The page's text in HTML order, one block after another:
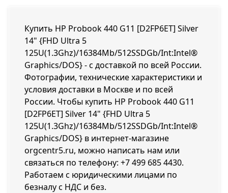
Купить HP Probook 440 G11 [D2FP6ET] Silver
14" {FHD Ultra 5
125U(1.3Ghz)/16384Mb/512SSDGb/Int:Intel®
Graphics/DOS} - с доставкой по всей России.
Фотографии, технические характеристики и
условия доставки в Москве и по всей
России. Чтобы купить HP Probook 440 G11
[D2FP6ET] Silver 14" {FHD Ultra 5
125U(1.3Ghz)/16384Mb/512SSDGb/Int:Intel®
Graphics/DOS} в интернет-магазине
orgcentr5.ru, можно написать нам или
связаться по телефону: +7 499 685 4430.
Работаем с юридическими лицами по
безналу с НДС и без.